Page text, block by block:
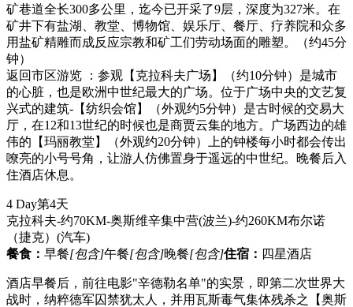
矿巷道全长300多公里，迄今已开采了9层，深度为327米。在
矿井下有盐湖、教堂、博物馆、娱乐厅、餐厅、疗养院和众多
用盐矿精雕而成反应宗教和矿工们劳动场面的雕塑。（约45分
钟）
返回市区游览 ：参观【克拉科夫广场】（约10分钟）是城市
的心脏，也是欧洲中世纪最大的广场。位于广场中央的文艺复
兴式的建筑-【纺织会馆】（外观约5分钟）是古时候的交易大
厅，在12和13世纪的时候也是商贾云集的地方。广场西边的雄
伟的【玛丽教堂】（外观约20分钟）上的钟楼每小时都会传出
嘹亮的小号号角，让游人仿佛置身于遥远的中世纪。晚餐后入
住酒店休息。
4 Day第4天
克拉科夫-约70KM-奥斯维辛集中营(波兰)-约260KM布尔诺
（捷克） (汽车)
餐食： 早餐[包含]午餐[包含]晚餐[包含]住宿： 四星酒店
酒店早餐后，前往电影"辛德勒名单"的实景，即第二次世界大
战时，纳粹德军囚禁犹太人，并用瓦斯毒气集体残杀之【奥斯